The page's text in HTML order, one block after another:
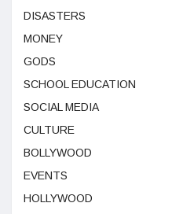
DISASTERS
MONEY
GODS
SCHOOL EDUCATION
SOCIAL MEDIA
CULTURE
BOLLYWOOD
EVENTS
HOLLYWOOD